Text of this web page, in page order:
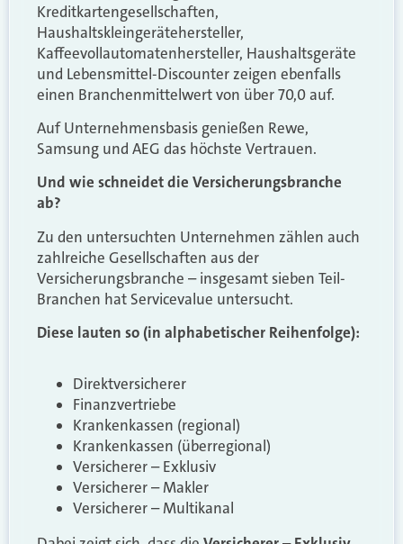
Kreditkartengesellschaften,
Haushaltskleingerätehersteller,
Kaffeevollautomatenhersteller, Haushaltsgeräte
und Lebensmittel-Discounter zeigen ebenfalls
einen Branchenmittelwert von über 70,0 auf.
Auf Unternehmensbasis genießen Rewe,
Samsung und AEG das höchste Vertrauen.
Und wie schneidet die Versicherungsbranche
ab?
Zu den untersuchten Unternehmen zählen auch
zahlreiche Gesellschaften aus der
Versicherungsbranche – insgesamt sieben Teil-
Branchen hat Servicevalue untersucht.
Diese lauten so (in alphabetischer Reihenfolge):
Direktversicherer
Finanzvertriebe
Krankenkassen (regional)
Krankenkassen (überregional)
Versicherer – Exklusiv
Versicherer – Makler
Versicherer – Multikanal